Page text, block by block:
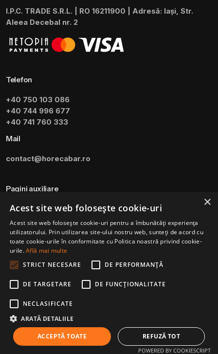
Piure de Cactus Royal
Piureuri din fructe
I.P.C. TRADE S.R.L. | RO 16211900 | Adresă: Iași, Str.
Aleea Decebal nr. 2
Telefon
+40 750 103 086
+40 744 996 677
+40 741 760 333
Mail
contact@horecabar.ro
Pagini auxiliare
Termeni si Conditii
Politica de utilizare a cookie-urilor
Modalitati de plata
Politica de livrare si retur
© 2026 Horecabar. All rights reserved
×
Acest site web folosește cookie-uri
Acest site web folosește cookie-uri pentru a îmbunătăți experiența
utilizatorului. Prin utilizarea site-ului nostru web, sunteți de acord cu
toate cookie-urile în conformitate cu Politica noastră privind cookie-
urile.Află mai multe
STRICT NECESARE
DE PERFORMANȚĂ
DE TARGETARE DE FUNCŢIONALITATE
NECLASIFICATE
ARATĂ DETALIILE
ACCEPTĂ TOATE REFUZĂ TOT
POWERED BY COOKIESCRIPT